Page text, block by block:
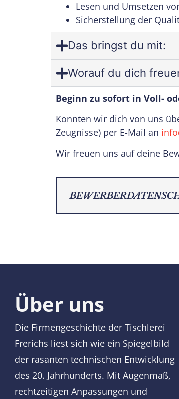
Lesen und Umsetzen
Sicherstellung der
Das bringst du mit:
Worauf du dich
Beginn zu sofort in Voll-
Konnten wir dich von uns
Zeugnisse) per E-Mail an
Wir freuen uns auf deine
Über uns
Die Firmengeschichte der Tischlerei
Frerichs liest sich wie ein Spiegelbild
der rasanten technischen Entwicklung
des 20. Jahrhunderts. Mit Augenmaß,
rechtzeitigen Anpassungen und